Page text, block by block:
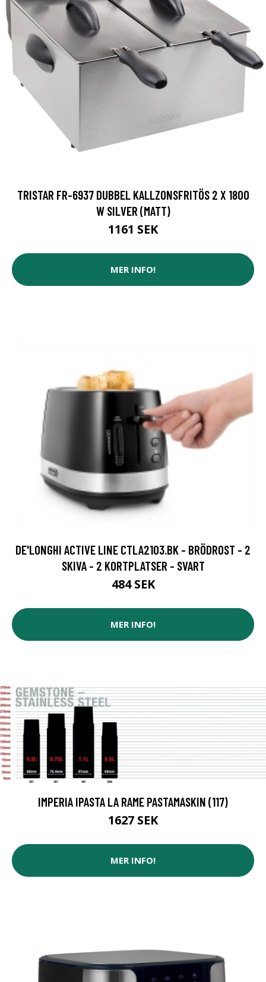
TRISTAR FR-6937 DUBBEL KALLZONSFRITÖS 2 X 1800
W SILVER (MATT)
1161 SEK
MER INFO!
DE'LONGHI ACTIVE LINE CTLA2103.BK - BRÖDROST - 2
SKIVA - 2 KORTPLATSER - SVART
484 SEK
MER INFO!
IMPERIA IPASTA LA RAME PASTAMASKIN (117)
1627 SEK
MER INFO!